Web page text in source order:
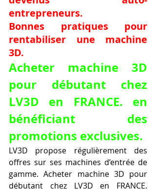
entrepreneurs.
Bonnes pratiques pour
rentabiliser une machine
3D.
Acheter machine 3D
pour débutant chez
LV3D en FRANCE. en
bénéficiant des
promotions exclusives.
LV3D propose régulièrement des
offres sur ses machines d’entrée de
gamme. Acheter machine 3D pour
débutant chez LV3D en FRANCE.